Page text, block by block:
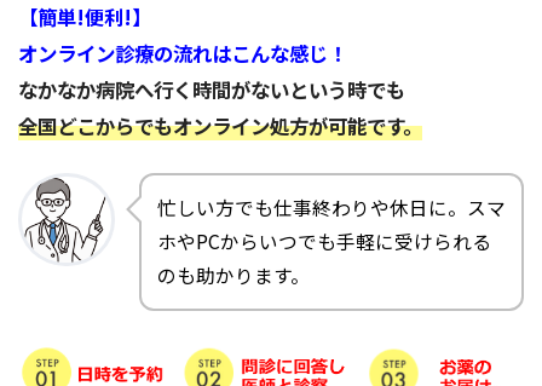
【簡単!便利!】
オンライン診療の流れはこんな感じ！
なかなか病院へ行く時間がないという時でも
全国どこからでもオンライン処方が可能です。
忙しい方でも仕事終わりや休日に。スマ
ホやPCからいつでも手軽に受けられる
のも助かります。